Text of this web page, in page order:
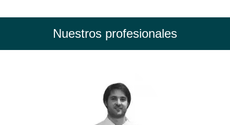
Nuestros profesionales